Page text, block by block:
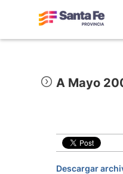
A Mayo
Descargar